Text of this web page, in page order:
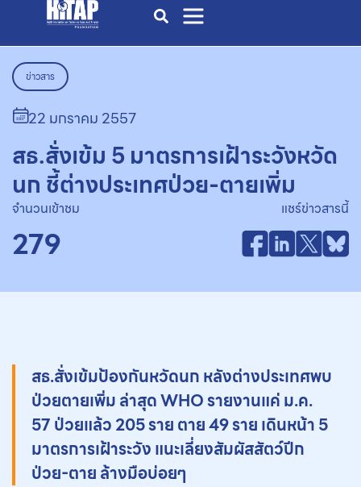
ข่าวสาร
22 มกราคม 2557
สธ.สั่งเข้ม 5 มาตรการเฝ้าระวังหวัด
นก ชี้ต่างประเทศป่วย-ตายเพิ่ม
จำนวนเข้าชม
279
แชร์ข่าวสารนี้
สธ.สั่งเข้มป้องกันหวัดนก หลังต่างประเทศพบ
ป่วยตายเพิ่ม ล่าสุด WHO รายงานแค่ ม.ค.
57 ป่วยแล้ว 205 ราย ตาย 49 ราย เดินหน้า 5
มาตรการเฝ้าระวัง แนะเลี่ยงสัมผัสสัตว์ปีก
ป่วย-ตาย ล้างมือบ่อยๆ